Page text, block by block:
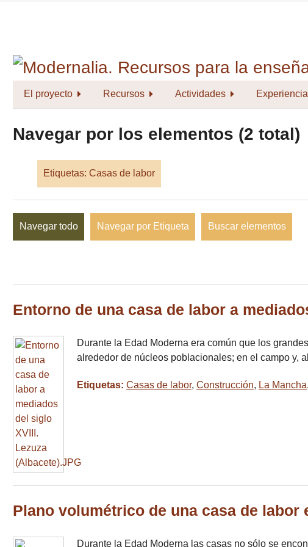
El proyecto Recursos Actividades
Navegar por los elementos (2 total)
Etiquetas: Casas de labor
Navegar todo Navegar por Etiqueta Buscar elementos
Entorno de una casa de labor a
Durante la Edad Moderna era común que los
alrededor de núcleos poblacionales; en el campo y,
Etiquetas: Casas de labor, Construcción, La Mancha,
Plano volumétrico de una casa de labor
Durante la Edad Moderna las casas no sólo se